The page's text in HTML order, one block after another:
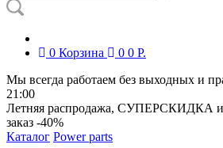
0 Корзина 0 0 Р.
Мы всегда работаем без выходных и
21:00
Летняя распродажа, СУПЕРСКИДКА
заказ -40%
Каталог Power parts